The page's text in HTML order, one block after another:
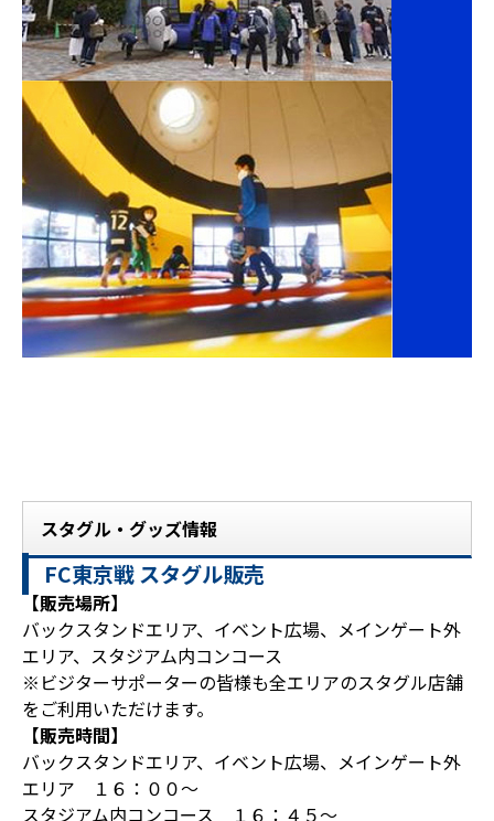
スタグル・グッズ情報
FC東京戦 スタグル販売
【販売場所】
バックスタンドエリア、イベント広場、メインゲート外
エリア、スタジアム内コンコース
※ビジターサポーターの皆様も全エリアのスタグル店舗
をご利用いただけます。
【販売時間】
バックスタンドエリア、イベント広場、メインゲート外
エリア １６：００～
スタジアム内コンコース １６：４５～